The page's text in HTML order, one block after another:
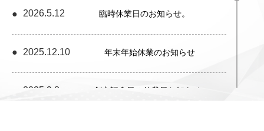
2026.5.12 臨時休業日のお知らせ。
2025.12.10 年末年始休業のお知らせ
2025.9.8 創立記念日の休業日お知らせ。